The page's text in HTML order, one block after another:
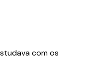
com os